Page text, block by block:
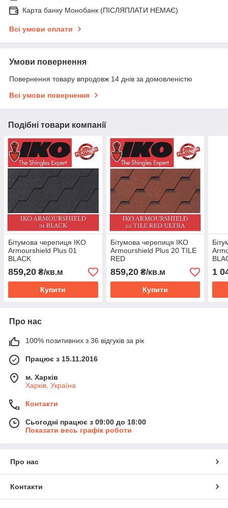
Карта банку Монобанк (ПІСЛЯПЛАТИ НЕМАЄ)
Всі умови оплати
Умови повернення
Повернення товару впродовж 14 днів за домовленістю
Всі умови повернення
Подібні товари компанії
Бітумова черепиця IKO
Armourshield Plus 01
BLACK
859,20 ₴/кв.м
Купити
Бітумова черепиця IKO
Armourshield Plus 20 TILE
RED
859,20₴/кв.м
Купити
1
Про нас
100% позитивних з 36 відгуків за рік
Працює з 15.11.2016
м. Харків
Харків, Україна
Контакти
Сьогодні працює з 09:00 до 18:00
Показати весь графік роботи
Про нас
Контакти